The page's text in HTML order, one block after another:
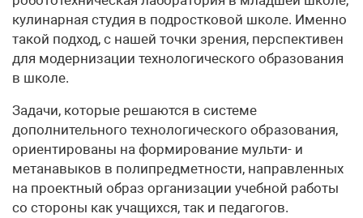
кулинарная студия в подростковой школе. Именно
такой подход, с нашей точки зрения, перспективен
для модернизации технологического образования
в школе.
Задачи, которые решаются в системе
дополнительного технологического образования,
ориентированы на формирование мульти- и
метанавыков в полипредметности, направленных
на проектный образ организации учебной работы
со стороны как учащихся, так и педагогов.